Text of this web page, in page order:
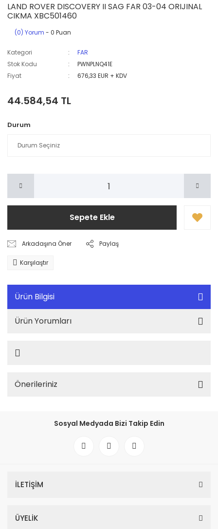
LAND ROVER DISCOVERY II SAG FAR 03-04 ORIJINAL
CIKMA XBC501460
(0) Yorum - 0 Puan
Kategori
FAR
Stok Kodu
PWNPLNQ41E
Fiyat
676,33 EUR + KDV
44.584,54 TL
Durum
Sepete Ekle
Arkadaşına Öner Paylaş
Karşılaştır
Ürün Bilgisi
Ürün Yorumları
Önerileriniz
Sosyal Medyada Bizi Takip Edin
İLETİŞİM
ÜYELİK